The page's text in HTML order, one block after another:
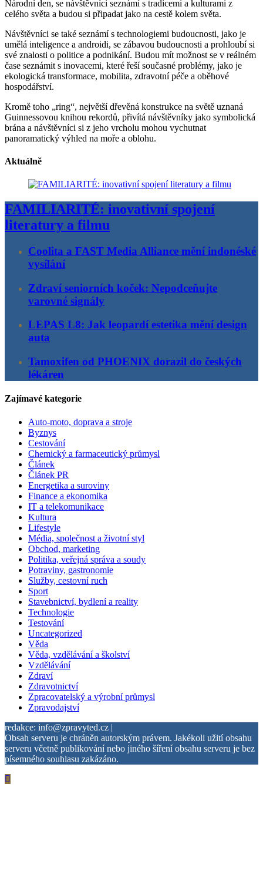
Národní den, se návštěvníci seznámí s tradicemi a kulturami z
celého světa a budou si připadat jako na cestě kolem světa.
Návštěvníci se také seznámí s technologiemi budoucnosti, jako je
umělá inteligence a androidi, se zábavou budoucnosti a prohloubí si
své znalosti o politice a podnikání. Budou mít možnost se v reálném
čase seznámit s inovacemi, které řeší současné problémy, jako je
ekologická transformace, mobilita, zdravotní péče a oběhové
hospodářství.
Kromě toho „ring“, největší dřevěná konstrukce na světě uznaná
Guinnessovou knihou rekordů, přivítá návštěvníky jako symbolická
brána a návštěvníci si z jeho vrcholu mohou vychutnat
panoramatický výhled na moře a oblohu.
Aktuálně
FAMILIARITÉ: inovativní spojení
literatury a filmu
Coolita a FAST Media Alliance mění indonéské
vysílání
Zdraví seniorních koček: Nepodceňujte
varovné signály
LEPAS L8: Jak leopardí estetika mění design
auta
Tamoxifen od PHOENIX dorazil do českých
lékáren
Zajímavé kategorie
Auto-moto, doprava a stroje
Byznys
Cestování
Chemický a farmaceutický průmysl
Článek
Článek PR
Energetika a suroviny
Finance a ekonomika
IT a telekomunikace
Kultura
Lifestyle
Média, společnost a životní styl
Obchod, marketing
Politika, veřejná správa a soudy
Potraviny, gastronomie
Služby, cestovní ruch
Sport
Stavebnictví, bydlení a reality
Technologie
Testování
Uncategorized
Věda
Věda, vzdělávání a školství
Vzdělávání
Zdraví
Zdravotnictví
Zpracovatelský a výrobní průmysl
Zpravodajství
redakce: info@zpravyted.cz |
Obsah serveru je chráněn autorským právem. Jakékoli užití obsahu
serveru včetně publikování nebo jiného šíření obsahu serveru je bez
písemného souhlasu zakázáno.